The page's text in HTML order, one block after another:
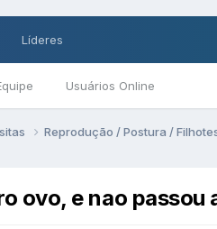
Usuários Online
Líderes
Reprodução / Postura /
ovo, e nao passou